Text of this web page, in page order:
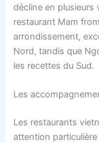
décline en plusieurs
restaurant Mam
arrondissement,
Nord, tandis que
les recettes du Sud.
Les
Les restaurants
attention